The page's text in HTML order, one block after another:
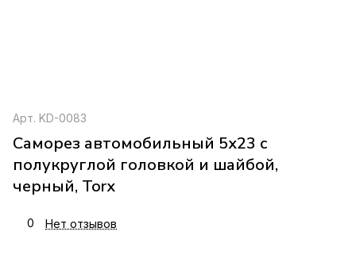
Арт. KD-0083
Саморез автомобильный 5х23 с
полукруглой головкой и шайбой,
черный, Torx
0 Нет отзывов